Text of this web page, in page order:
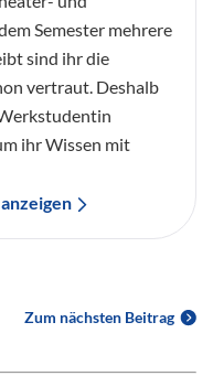
Semester mehrere
sind ihr die
vertraut. Deshalb
ihr Wissen mit
Zum nächsten Beitrag